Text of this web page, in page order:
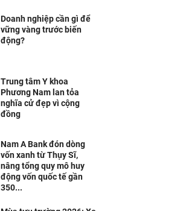
Doanh nghiệp cần gì để
vững vàng trước biến
động?
Trung tâm Y khoa
Phương Nam lan tỏa
nghĩa cử đẹp vì cộng
đồng
Nam A Bank đón dòng
vốn xanh từ Thụy Sĩ,
nâng tổng quy mô huy
động vốn quốc tế gần
350...